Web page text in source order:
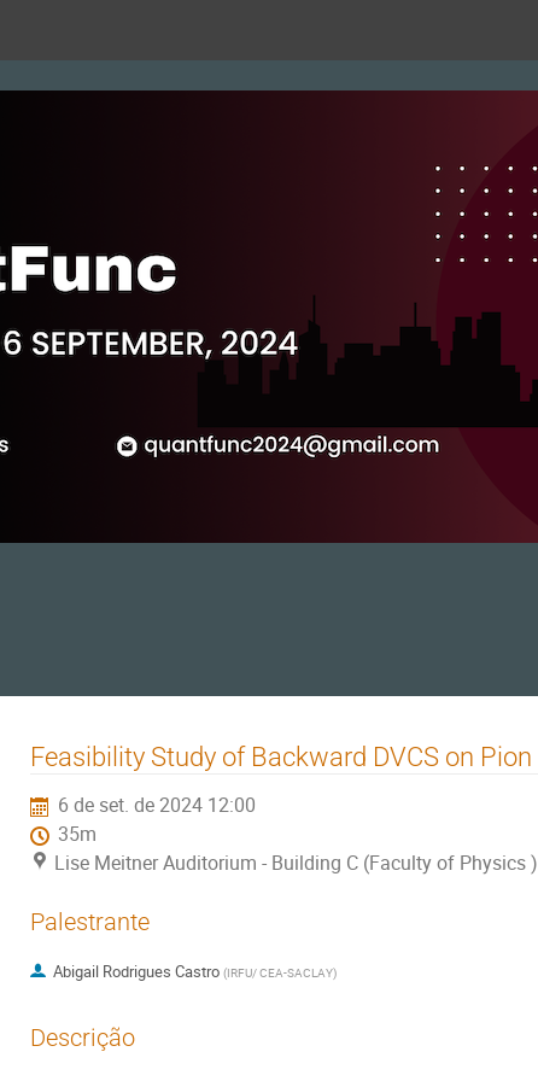
Feasibility Study of Backward DVCS on Pion
6 de set. de 2024 12:00
35m
Lise Meitner Auditorium - Building C (Faculty of Physics )
Palestrante
Abigail Rodrigues Castro (IRFU/ CEA-SACLAY)
Descrição